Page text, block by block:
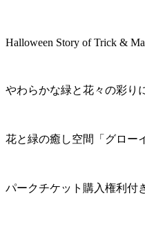
Halloween Story of Trick &
やわらかな緑と花々の彩り
花と緑の癒し空間「グロー
パークチケット購入権利付